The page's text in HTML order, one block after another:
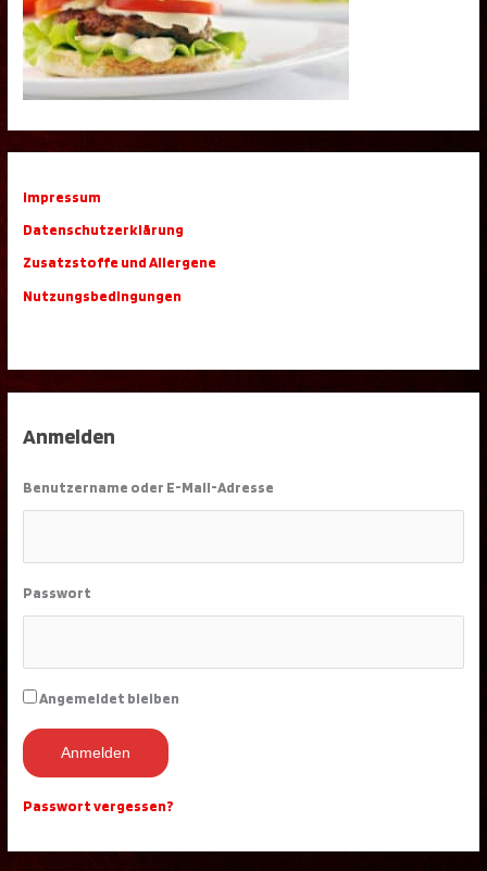
Impressum
Datenschutzerklärung
Zusatzstoffe und Allergene
Nutzungsbedingungen
Anmelden
Benutzername oder E-Mail-Adresse
Passwort
Angemeldet bleiben
Anmelden
Passwort vergessen?